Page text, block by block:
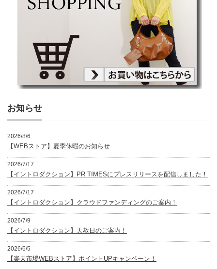
お知らせ
2026/8/6
【WEBストア】夏季休暇のお知らせ
2026/7/17
【イントロダクション】PR TIMESにプレスリリースを配信しました！
2026/7/17
【イントロダクション】クラウドファンディングのご案内！
2026/7/9
【イントロダクション】天赦日のご案内！
2026/6/5
【楽天市場WEBストア】ポイントUPキャンペーン！